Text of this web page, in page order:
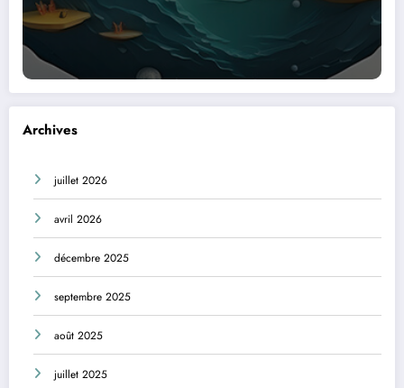
Archives
juillet 2026
avril 2026
décembre 2025
septembre 2025
août 2025
juillet 2025